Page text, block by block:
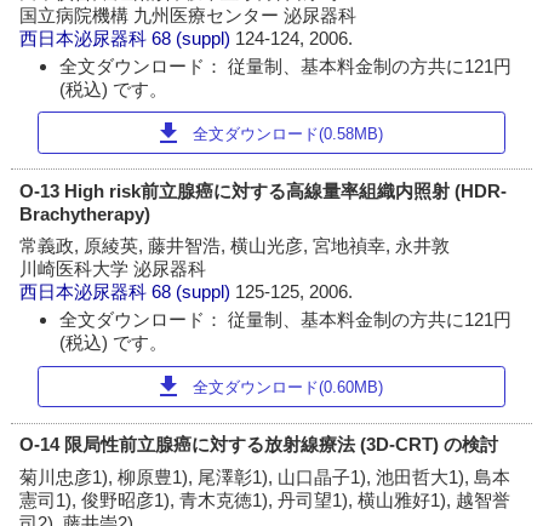
国立病院機構 九州医療センター 泌尿器科
西日本泌尿器科 68 (suppl) 124-124, 2006.
全文ダウンロード： 従量制、基本料金制の方共に121円
(税込) です。
download 全文ダウンロード(0.58MB)
O-13 High risk前立腺癌に対する高線量率組織内照射 (HDR-
Brachytherapy)
常義政, 原綾英, 藤井智浩, 横山光彦, 宮地禎幸, 永井敦
川崎医科大学 泌尿器科
西日本泌尿器科 68 (suppl) 125-125, 2006.
全文ダウンロード： 従量制、基本料金制の方共に121円
(税込) です。
download 全文ダウンロード(0.60MB)
O-14 限局性前立腺癌に対する放射線療法 (3D-CRT) の検討
菊川忠彦1), 柳原豊1), 尾澤彰1), 山口晶子1), 池田哲大1), 島本
憲司1), 俊野昭彦1), 青木克徳1), 丹司望1), 横山雅好1), 越智誉